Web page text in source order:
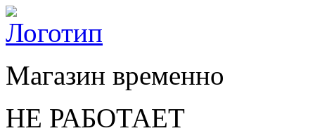
Магазин временно
НЕ РАБОТАЕТ